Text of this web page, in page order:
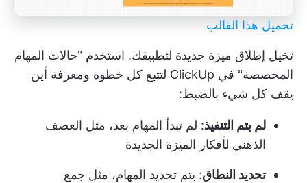
تحميل هذا القالب
تخيل إطلاق ميزة جديدة لتطبيقك. استخدم "حالات المهام
المخصصة" في ClickUp لتتبع كل خطوة ومعرفة أين
يقف كل شيء بالضبط:
لم يتم التنفيذ: لم تبدأ المهام بعد، مثل العصف
الذهني لأفكار الميزة الجديدة
تحديد النطاق: يتم تحديد المهام، مثل جمع